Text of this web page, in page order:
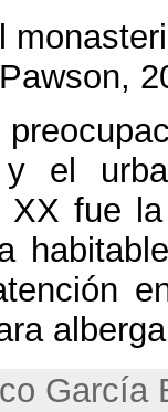
el
fue
García